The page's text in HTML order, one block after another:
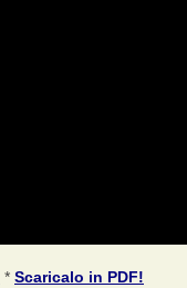
* Scaricalo in PDF!